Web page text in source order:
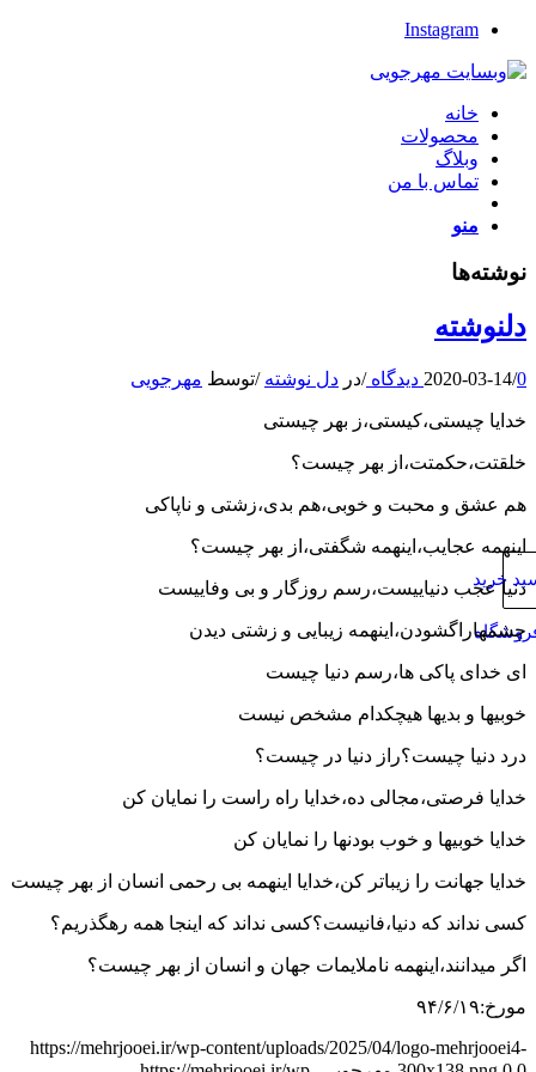
Instagram
خرید
خانه
محصولات
وبلاگ
تماس با من
منو
نوشته‌ها
دلنوشته
2020-03-14/0 دیدگاه /در دل نوشته /توسط مهرجویی
خدایا چیستی،کیستی،ز بهر چیستی
خلقتت،حکمتت،از بهر چیست؟
هم عشق و محبت و خوبی،هم بدی،زشتی و ناپاکی
اینهمه عجایب،اینهمه شگفتی،از بهر چیست؟
دنیا عجب دنیاییست،رسم روزگار و بی وفاییست
چشمهاراگشودن،اینهمه زیبایی و زشتی دیدن
ای خدای پاکی ها،رسم دنیا چیست
خوبیها و بدیها هیچکدام مشخص نیست
درد دنیا چیست؟راز دنیا در چیست؟
خدایا فرصتی،مجالی ده،خدایا راه راست را نمایان کن
خدایا خوبیها و خوب بودنها را نمایان کن
خدایا جهانت را زیباتر کن،خدایا اینهمه بی رحمی انسان از بهر چیست
کسی نداند که دنیا،فانیست؟کسی نداند که اینجا همه رهگذریم؟
اگر میدانند،اینهمه ناملایمات جهان و انسان از بهر چیست؟
مورخ:۹۴/۶/۱۹
https://mehrjooei.ir/wp-content/uploads/2025/04/logo-mehrjooei4-